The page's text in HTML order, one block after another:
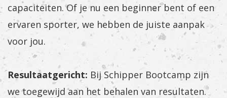
capaciteiten. Of je nu een beginner bent of een
ervaren sporter, we hebben de juiste aanpak
voor jou.
Resultaatgericht: Bij Schipper Bootcamp zijn
we toegewijd aan het behalen van resultaten.